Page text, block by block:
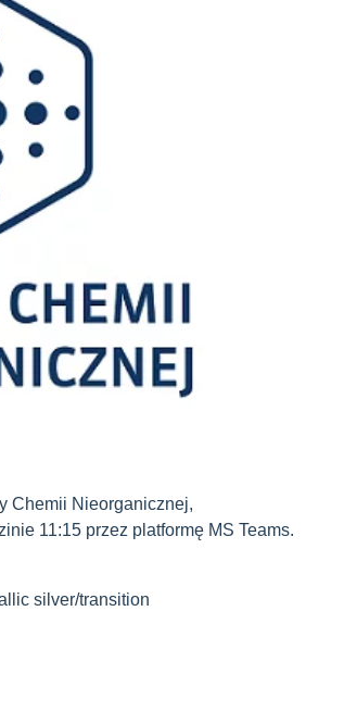
Chemii Nieorganicznej,
11:15 przez platformę MS Teams.
silver/transition